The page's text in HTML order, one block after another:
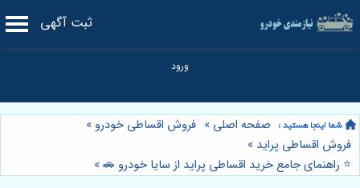
ثبت آگهی
صفحه اصلی » فروش اقساطی خودرو »
فروش اقساطی پراید »
⭐️ راهنمای جامع خرید اقساطی پراید از سایا خودرو 🚗»